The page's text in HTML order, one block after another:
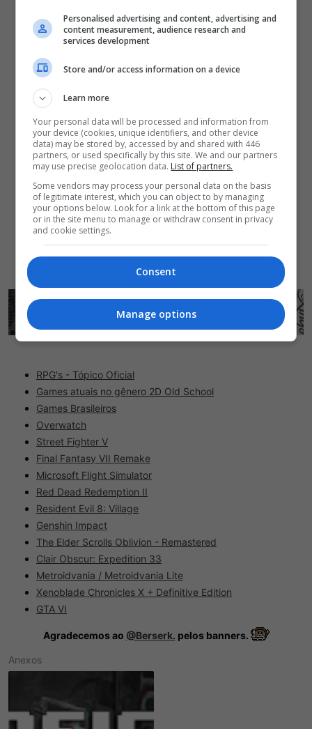
2017
2018
2024
Tirinhas gamísticas
Tópico de screenshots de consoles
Desafio dos 52 jogos em um ano
2025
2021
2017
Fotos e Info do pessoal da Consoles & Jogos
Qual o último jogo que você zerou?
Qual o último jogo que você largou?
Backlog Wars
RPG's - Tópico Oficial
Games atuais no gênero 2D Old School
Games Brasileiros
Overwatch
Street Fighter V
Final Fantasy VII Remake
Microsoft Flight Simulator
Red Dead Redemption II
Resident Evil 8: Village
Genshin Impact
The Elder Scrolls Oblivion - Remastered
Clair Obscur: Expedition 33
Metroidvania / Metroidvania Lite
Xenoblade Chronicles X + Definitive Edition
GTA VI
Agradecemos ao @Berserk. pelos banners.
Anexos
Personalised advertising and content, advertising and
content measurement, audience research and
services development
Store and/or access information on a device
Learn more
Your personal data will be processed and information from
your device (cookies, unique identifiers, and other device
data) may be stored by, accessed by and shared with 446
partners, or used specifically by this site. We and our partners
may use precise geolocation data. List of partners.
Some vendors may process your personal data on the basis
of legitimate interest, which you can object to by managing
your options below. Look for a link at the bottom of this page
or in the site menu to manage or withdraw consent in privacy
and cookie settings.
Consent
Manage options